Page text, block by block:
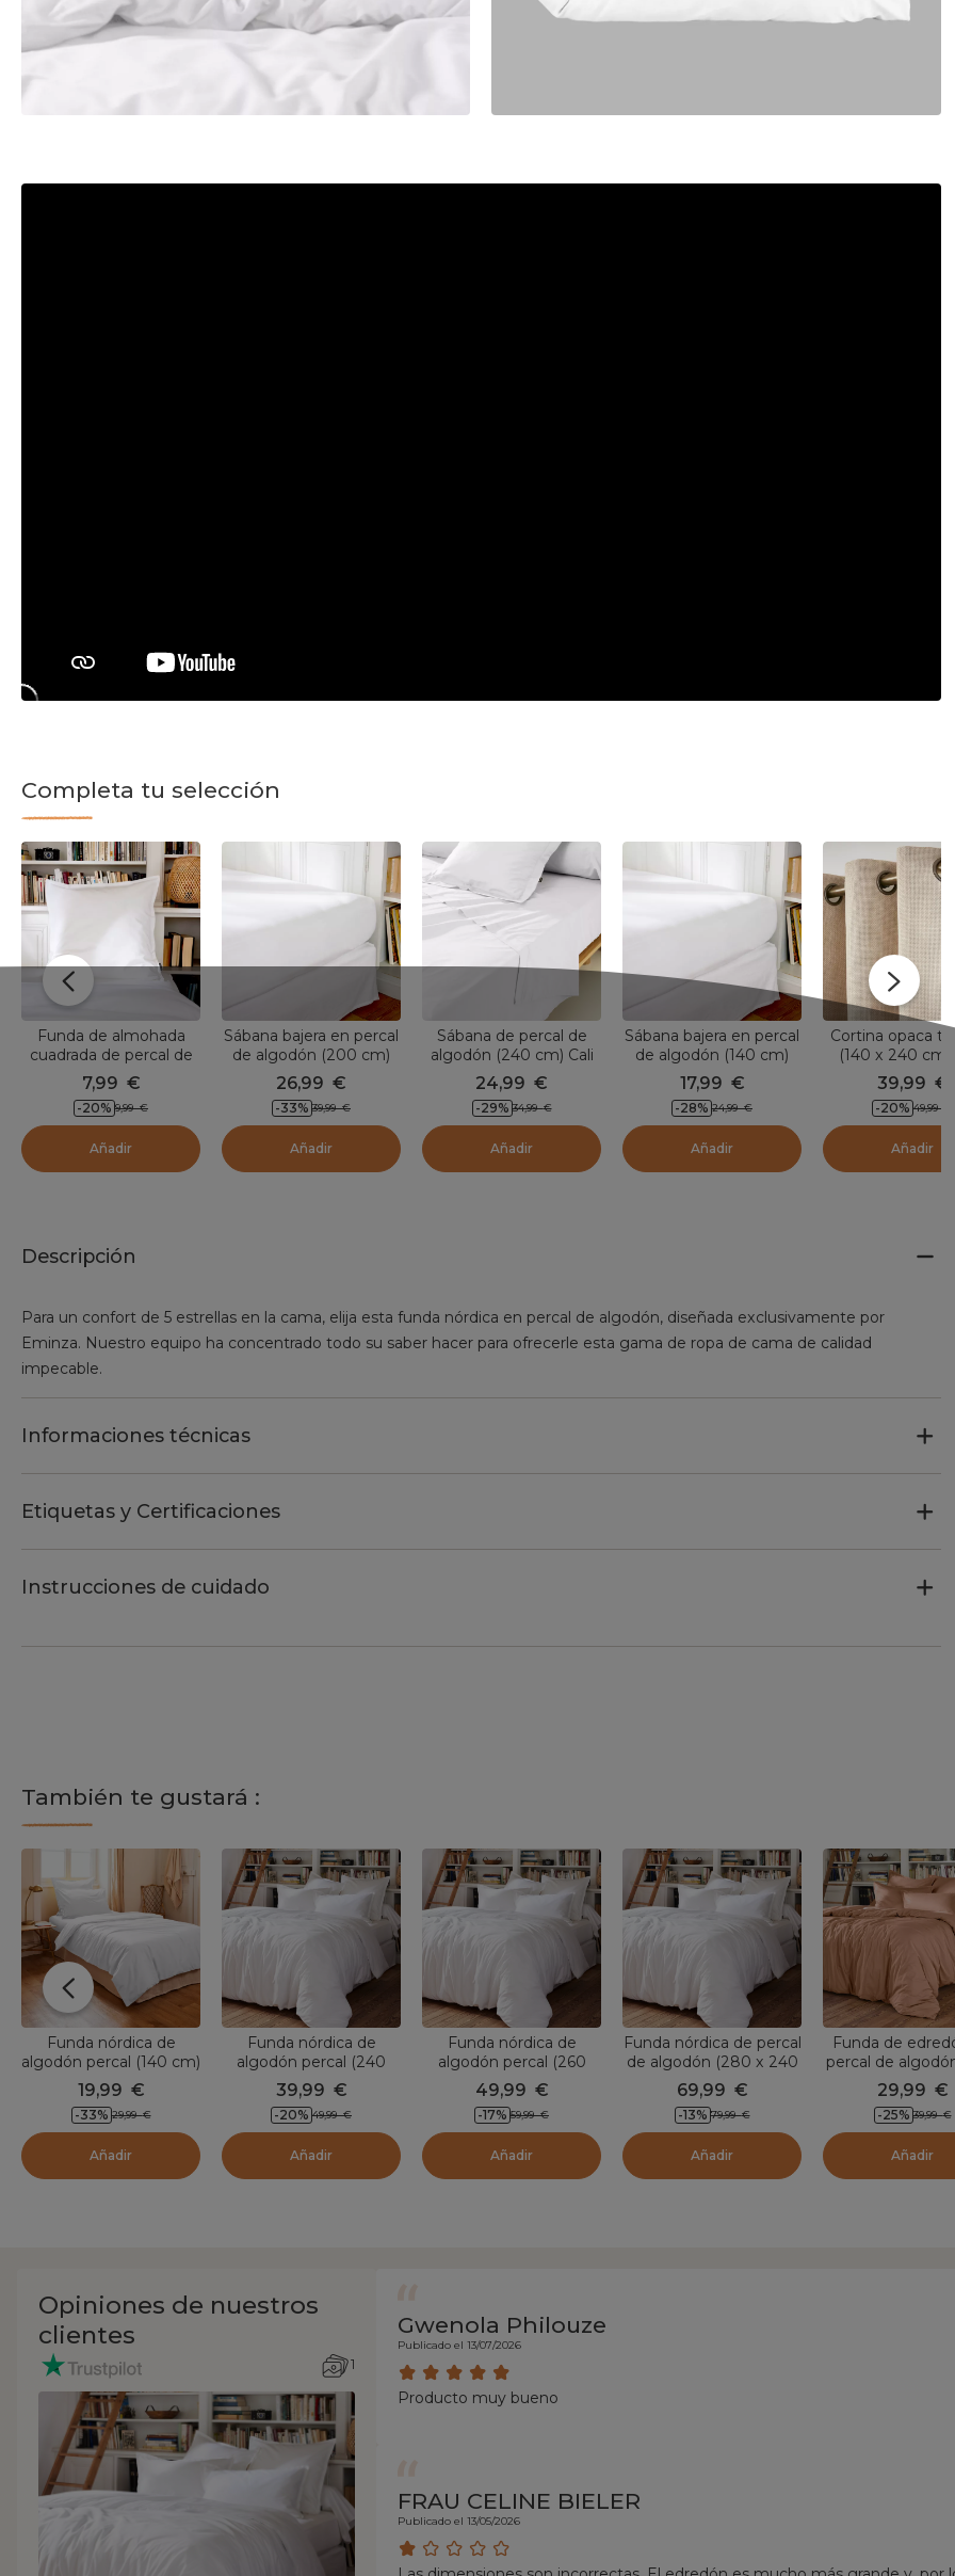
Completa tu selección
Funda de almohada
cuadrada de percal de
algodón (65 cm) Cali
Blanco
7,99 €
-20% 9,99 €
Añadir
Sábana bajera en percal
de algodón (200 cm)
Cali Blanco
26,99 €
-33% 39,99 €
Añadir
Sábana de percal de
algodón (240 cm) Cali
Blanco
24,99 €
-29% 34,99 €
Añadir
Sábana bajera en percal
de algodón (140 cm)
Cali Blanco
17,99 €
-28% 24,99 €
Añadir
Cortina opaca
(140 x 240 cm)
Beige gris
39,99 €
-20% 49,99
Añadir
Descripción
Para un confort de 5 estrellas en la cama, elija esta funda nórdica en percal de algodón, diseñada exclusivamente por
Eminza. Nuestro equipo ha concentrado todo su saber hacer para ofrecerle esta gama de ropa de cama de calidad
impecable.
Informaciones técnicas
Etiquetas y Certificaciones
Instrucciones de cuidado
También te gustará :
Funda nórdica de
algodón percal (140 cm)
Cali Blanca
19,99 €
-33% 29,99 €
Añadir
Funda nórdica de
algodón percal (240
cm) Cali Blanca
39,99 €
-20% 49,99 €
Añadir
Funda nórdica de
algodón percal (260
cm) Cali Blanca
49,99 €
-17% 59,99 €
Añadir
Funda nórdica de percal
de algodón (280 x 240
cm) Cali Blanco
69,99 €
-13% 79,99 €
Añadir
Funda de
percal de
x 200 cm) Cali
Albaricoque
29,99 €
-25% 39,99 €
Añadir
Opiniones de nuestros
clientes
1
Gwenola Philouze
Publicado el 13/07/2026
Producto muy bueno
FRAU CELINE BIELER
Publicado el 13/05/2026